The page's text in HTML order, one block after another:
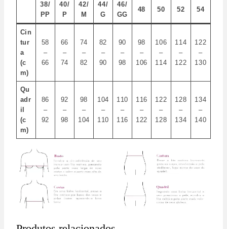
38/
PP
40/
P
42/
M
44/
G
46/
GG
48 50 52 54
Cin
tur
a
(c
m)
58
–
66
66
–
74
74
–
82
82
–
90
90
–
98
98
–
106
106
–
114
114
–
122
122
–
130
Qu
adr
il
(c
m)
86
–
92
92
–
98
98
–
104
104
–
110
110
–
116
116
–
122
122
–
128
128
–
134
134
–
140